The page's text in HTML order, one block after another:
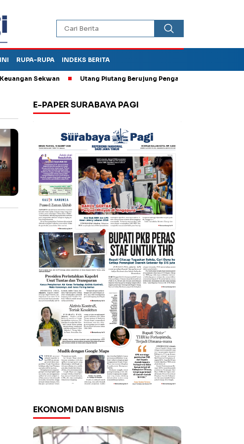
RUPA-RUPA INDEKS BERITA
Sekwan Utang Piutang Berujung Penganiayaan, Oknum Kades
E-PAPER SURABAYA PAGI
EKONOMI DAN BISNIS